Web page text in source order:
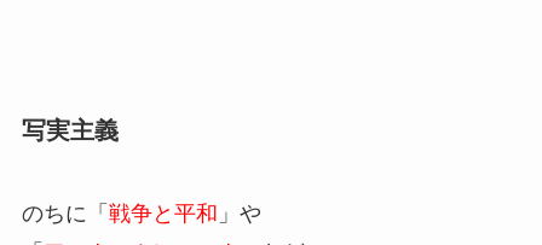
写実主義
のちに「 戦争と平和 」や